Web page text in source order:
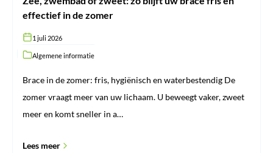
effectief in de zomer
1 juli 2026
Algemene informatie
Brace in de zomer: fris, hygiënisch en waterbestendig De
zomer vraagt meer van uw lichaam. U beweegt vaker, zweet
meer en komt sneller in a…
Lees meer